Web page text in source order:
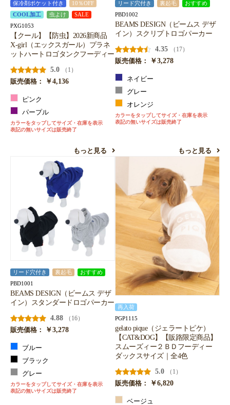
保冷剤ポケット付き
10％OFF
COOL加工
虫よけ SALE
PXG1053
【クール】【防虫】2026新商品
X-girl（エックスガール）プラネ
ットハートロゴタンクフーディー
5.0
（1）
販売価格：
￥4,136
ピンク
パープル
カラーをタップしてサイズ・在庫を表示
表記の無いサイズは販売終了
もっと見る
リード穴付き 裏起毛 おすすめ
PBD1002
BEAMS DESIGN（ビームス デザ
イン）スクリプトロゴパーカー
4.35
（17）
販売価格：
￥3,278
ネイビー
グレー
オレンジ
カラーをタップしてサイズ・在庫を表示
表記の無いサイズは販売終了
もっと見る
リード穴付き 裏起毛 おすすめ
PBD1001
BEAMS DESIGN（ビームス デザ
イン）スタンダードロゴパーカー
4.88
（16）
販売価格：
￥3,278
ブルー
ブラック
グレー
カラーをタップしてサイズ・在庫を表示
表記の無いサイズは販売終了
再入荷
PGP1115
gelato pique（ジェラートピケ）
【CAT&DOG】【販路限定商品】
スムーズィー２ＢＤフーディー
ダックスサイズ｜全4色
5.0
（1）
販売価格：
￥6,820
ベージュ